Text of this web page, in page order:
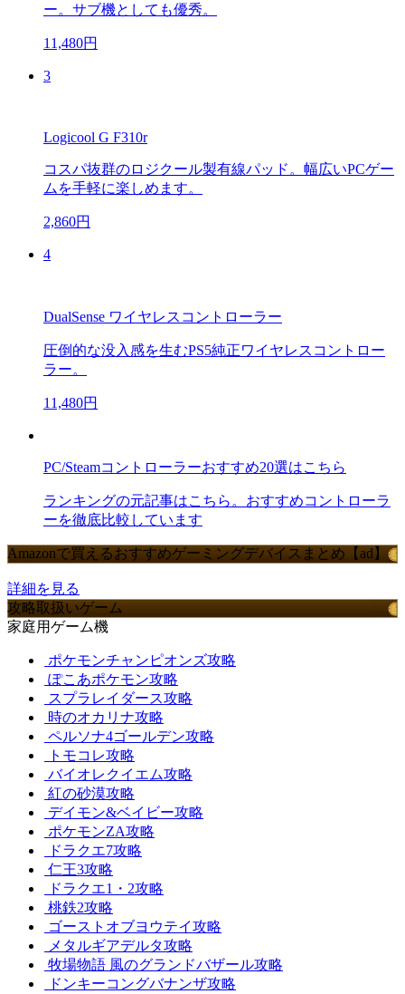
ー。サブ機としても優秀。
11,480円
3
Logicool G F310r
コスパ抜群のロジクール製有線パッド。幅広いPCゲー
ムを手軽に楽しめます。
2,860円
4
DualSense ワイヤレスコントローラー
圧倒的な没入感を生むPS5純正ワイヤレスコントロー
ラー。
11,480円
PC/Steamコントローラーおすすめ20選はこちら
ランキングの元記事はこちら。おすすめコントローラ
ーを徹底比較しています
Amazonで買えるおすすめゲーミングデバイスまとめ【ad】
詳細を見る
攻略取扱いゲーム
家庭用ゲーム機
ポケモンチャンピオンズ攻略
ぽこあポケモン攻略
スプラレイダース攻略
時のオカリナ攻略
ペルソナ4ゴールデン攻略
トモコレ攻略
バイオレクイエム攻略
紅の砂漠攻略
デイモン&ベイビー攻略
ポケモンZA攻略
ドラクエ7攻略
仁王3攻略
ドラクエ1・2攻略
桃鉄2攻略
ゴーストオブヨウテイ攻略
メタルギアデルタ攻略
牧場物語 風のグランドバザール攻略
ドンキーコングバナンザ攻略